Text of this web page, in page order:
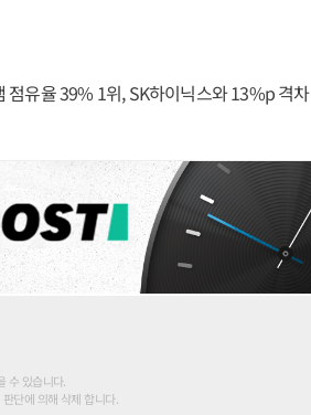
점유율 39% 1위, SK하이닉스와 13%p 격차
수 있습니다.
단에 의해 삭제 합니다.